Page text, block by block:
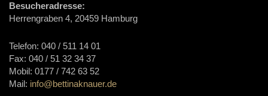
Besucheradresse:
Herrengraben 4, 20459 Hamburg
Telefon: 040 / 511 14 01
Fax: 040 / 51 32 34 37
Mobil: 0177 / 742 63 52
Mail: info@bettinaknauer.de